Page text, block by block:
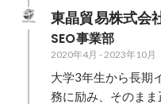
東晶貿易株式会
SEO事業部
2020年4月 -2023年10月
大学3年生から長期
務に励み、そのま